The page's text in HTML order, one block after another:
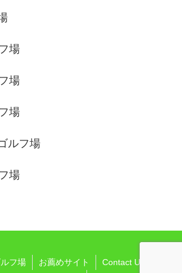
場
場
場
ルフ場
場
フ場 お薦めサイト
Contact Us